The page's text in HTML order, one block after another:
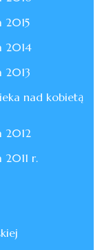
2015
2014
2013
nad kobietą
2012
r.